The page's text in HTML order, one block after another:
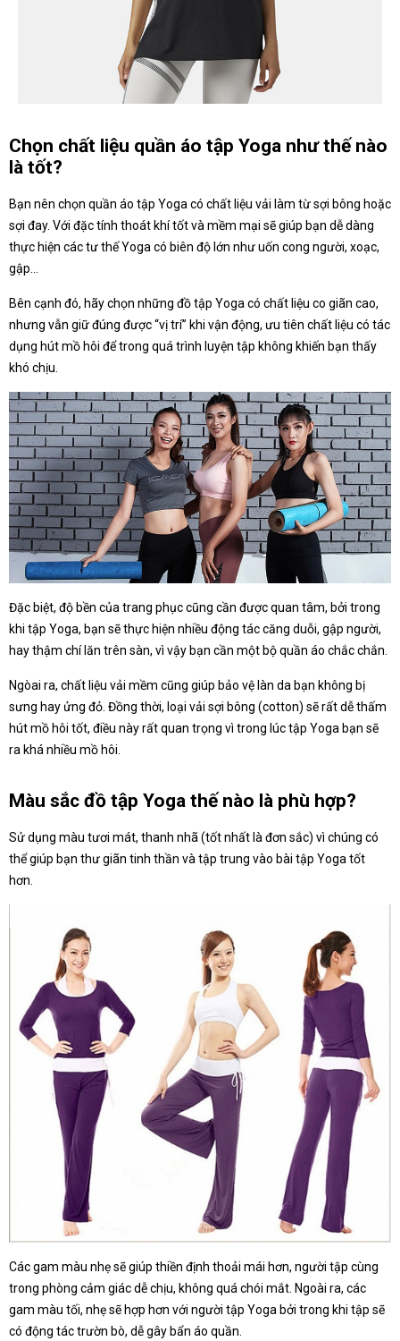
Chọn chất liệu quần áo tập Yoga như thế nào
là tốt?
Bạn nên chọn quần áo tập Yoga có chất liệu vải làm từ sợi bông hoặc
sợi đay. Với đặc tính thoát khí tốt và mềm mại sẽ giúp bạn dễ dàng
thực hiện các tư thế Yoga có biên độ lớn như uốn cong người, xoạc,
gập…
Bên cạnh đó, hãy chọn những đồ tập Yoga có chất liệu co giãn cao,
nhưng vẫn giữ đúng được “vị trí” khi vận động, ưu tiên chất liệu có tác
dụng hút mồ hôi để trong quá trình luyện tập không khiến bạn thấy
khó chịu.
Đặc biệt, độ bền của trang phục cũng cần được quan tâm, bởi trong
khi tập Yoga, bạn sẽ thực hiện nhiều động tác căng duỗi, gập người,
hay thậm chí lăn trên sàn, vì vậy bạn cần một bộ quần áo chắc chắn.
Ngòai ra, chất liệu vải mềm cũng giúp bảo vệ làn da bạn không bị
sưng hay ửng đỏ. Đồng thời, loại vải sợi bông (cotton) sẽ rất dễ thấm
hút mồ hôi tốt, điều này rất quan trọng vì trong lúc tập Yoga bạn sẽ
ra khá nhiều mồ hôi.
Màu sắc đồ tập Yoga thế nào là phù hợp?
Sử dụng màu tươi mát, thanh nhã (tốt nhất là đơn sắc) vì chúng có
thể giúp bạn thư giãn tinh thần và tập trung vào bài tập Yoga tốt
hơn.
Các gam màu nhẹ sẽ giúp thiền định thoải mái hơn, người tập cùng
trong phòng cảm giác dễ chịu, không quá chói mắt. Ngoài ra, các
gam màu tối, nhẹ sẽ hợp hơn với người tập Yoga bởi trong khi tập sẽ
có động tác trườn bò, dễ gây bẩn áo quần.